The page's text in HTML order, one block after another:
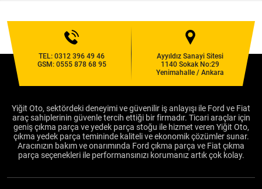
TEL:0312 396 49 46
GSM: 0555 878 68 95
Ayyıldız Sanayi Sitesi
1140 Sokak No:29
Yenimahalle / Ankara
Yiğit Oto, sektördeki deneyimi ve güvenilir iş anlayışı ile Ford ve Fiat
araç sahiplerinin güvenle tercih ettiği bir firmadır. Ticari araçlar için
geniş çıkma parça ve yedek parça stoğu ile hizmet veren Yiğit Oto,
çıkma yedek parça temininde kaliteli ve ekonomik çözümler sunar.
Aracınızın bakım ve onarımında Ford çıkma parça ve Fiat çıkma
parça seçenekleri ile performansınızı korumanız artık çok kolay.